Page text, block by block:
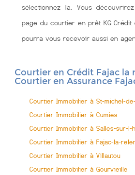
sélectionnez la. Vous
page du courtier en prêt KG
pourra vous recevoir aussi en
Courtier en Crédit Fajac la
Courtier en Assurance
Courtier Immobilier à St-michel-
Courtier Immobilier à Cumies
Courtier Immobilier à Salles-sur-l-
Courtier Immobilier à Fajac-la-
Courtier Immobilier à Villautou
Courtier Immobilier à Gourvieille